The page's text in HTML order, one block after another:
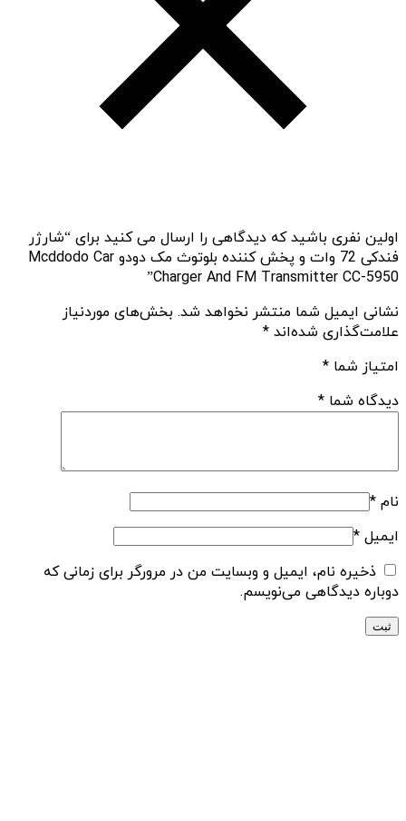
اولین نفری باشید که دیدگاهی را ارسال می کنید برای “شارژر
فندکی 72 وات و پخش کننده بلوتوث مک دودو Mcddodo Car
Charger And FM Transmitter CC-5950”
نشانی ایمیل شما منتشر نخواهد شد. بخش‌های موردنیاز
علامت‌گذاری شده‌اند *
امتیاز شما *
دیدگاه شما *
نام *
ایمیل *
ذخیره نام، ایمیل و وبسایت من در مرورگر برای زمانی که
دوباره دیدگاهی می‌نویسم.